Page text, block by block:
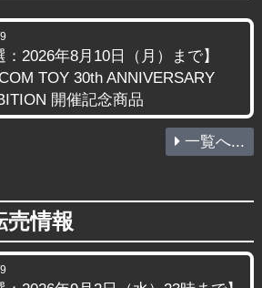
：2026年8月10日（月）まで】
TOY 30th ANNIVERSARY
開催記念商品
一覧へ...
売情報